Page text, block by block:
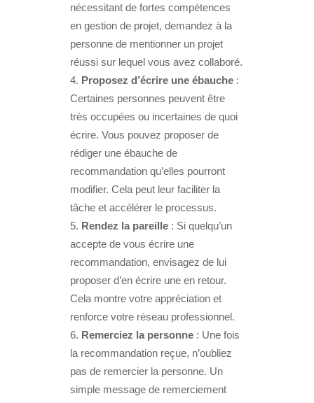
nécessitant de fortes compétences
en gestion de projet, demandez à la
personne de mentionner un projet
réussi sur lequel vous avez collaboré.
Proposez d’écrire une ébauche :
Certaines personnes peuvent être
très occupées ou incertaines de quoi
écrire. Vous pouvez proposer de
rédiger une ébauche de
recommandation qu’elles pourront
modifier. Cela peut leur faciliter la
tâche et accélérer le processus.
Rendez la pareille : Si quelqu’un
accepte de vous écrire une
recommandation, envisagez de lui
proposer d’en écrire une en retour.
Cela montre votre appréciation et
renforce votre réseau professionnel.
Remerciez la personne : Une fois
la recommandation reçue, n’oubliez
pas de remercier la personne. Un
simple message de remerciement